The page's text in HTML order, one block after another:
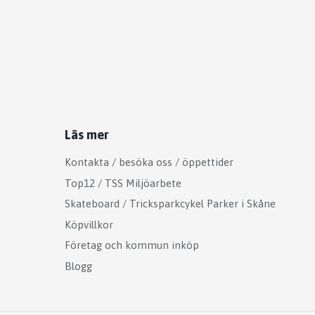
Läs mer
Kontakta / besöka oss / öppettider
Top12 / TSS Miljöarbete
Skateboard / Tricksparkcykel Parker i Skåne
Köpvillkor
Företag och kommun inköp
Blogg